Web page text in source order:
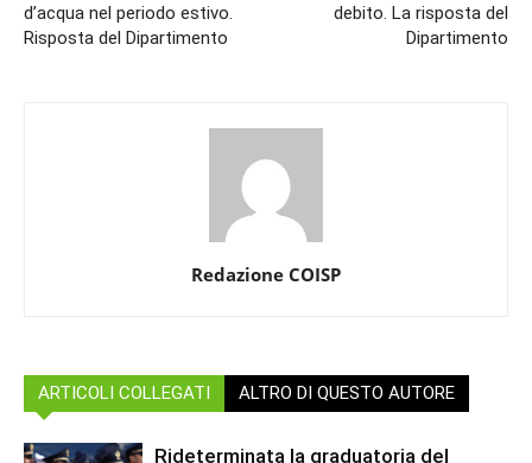
d’acqua nel periodo estivo.
Risposta del Dipartimento
debito. La risposta del
Dipartimento
Redazione COISP
ARTICOLI COLLEGATI ALTRO DI QUESTO AUTORE
Rideterminata la graduatoria del